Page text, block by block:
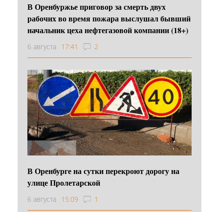
В Оренбуржье приговор за смерть двух
рабочих во время пожара выслушал бывший
начальник цеха нефтегазовой компании (18+)
6 августа 17:41 2
В Оренбурге на сутки перекроют дорогу на
улице Пролетарской
6 августа 15:09 1